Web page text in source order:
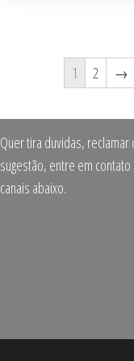
1 2 →
Quer tira duvidas, reclamar
sugestão, entre em
canais abaixo.